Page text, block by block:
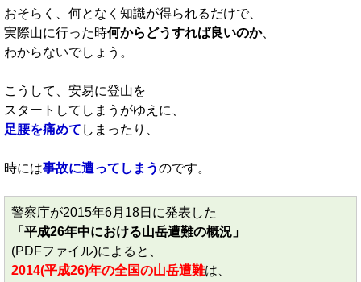
おそらく、何となく知識が得られるだけで、
実際山に行った時何からどうすれば良いのか、
わからないでしょう。
こうして、安易に登山を
スタートしてしまうがゆえに、
足腰を痛めて しまったり、
時には事故に遭ってしまうのです。
警察庁が2015年6月18日に発表した
「平成26年中における山岳遭難の概況」
(PDFファイル)によると、
2014(平成26)年の全国の山岳遭難は、